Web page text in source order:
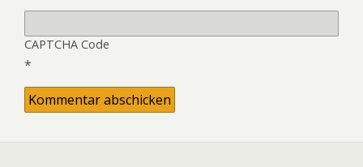
CAPTCHA Code
*